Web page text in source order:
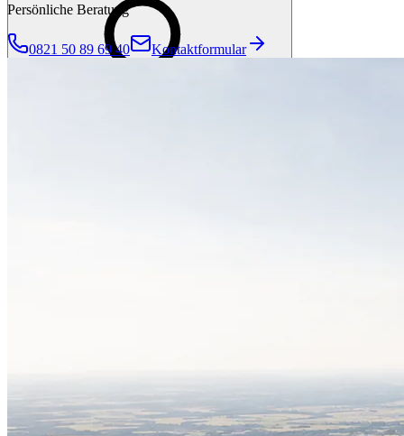
Persönliche Beratung
0821 50 89 69 40 Kontaktformular